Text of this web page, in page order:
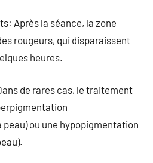
Après la séance, la zone
rougeurs, qui disparaissent
heures.
de rares cas, le traitement
ou une hypopigmentation